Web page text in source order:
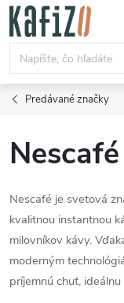
Prejsť
obsah
Predávané značky
Nescafé
Nescafé je svetová
kvalitnou instantnou
milovníkov kávy.
moderným
príjemnú chuť,